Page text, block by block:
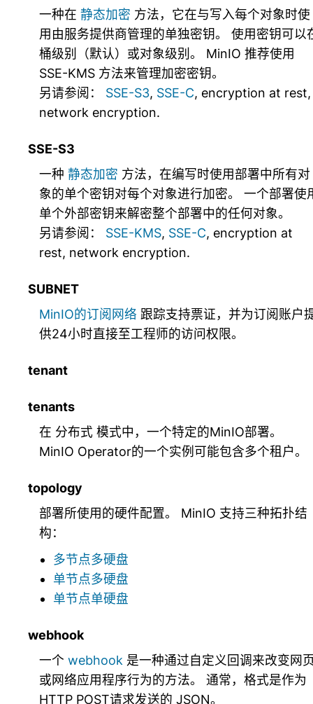
一种在 静态加密 方法，它在与写入每个对象时使
用由服务提供商管理的单独密钥。 使用密钥可以
桶级别（默认）或对象级别。 MinIO 推荐使用
SSE-KMS 方法来管理加密密钥。
另请参阅： SSE-S3, SSE-C, encryption at rest,
network encryption.
SSE-S3
一种 静态加密 方法，在编写时使用部署中所有对
象的单个密钥对每个对象进行加密。 一个部署使
单个外部密钥来解密整个部署中的任何对象。
另请参阅： SSE-KMS, SSE-C, encryption at
rest, network encryption.
SUBNET
MinIO的订阅网络 跟踪支持票证，并为订阅账户
供24小时直接至工程师的访问权限。
tenant
tenants
在 分布式 模式中，一个特定的MinIO部署。
MinIO Operator的一个实例可能包含多个租户。
topology
部署所使用的硬件配置。 MinIO 支持三种拓扑结
构：
多节点多硬盘
单节点多硬盘
单节点单硬盘
webhook
一个 webhook 是一种通过自定义回调来改变网
或网络应用程序行为的方法。 通常，格式是作为
HTTP POST请求发送的 JSON。